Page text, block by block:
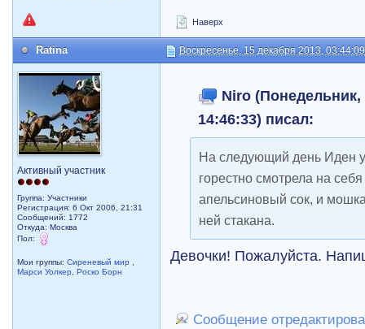
Наверх
Ratina Воскресенье, 15 декабря 2013, 03:44:09
Активный участник
Группа: Участники
Регистрация: 6 Окт 2006, 21:31
Сообщений: 1772
Откуда: Москва
Пол:
Мои группы:Сиреневый мир
Марси Уолкер
,Роско Борн
Niro (Понедельник,
14:46:33) писал:
На следующий день Иден
горестно смотрела на
апельсиновый сок, и
ней стакана.
Девочки! Пожалуйста.
Сообщение